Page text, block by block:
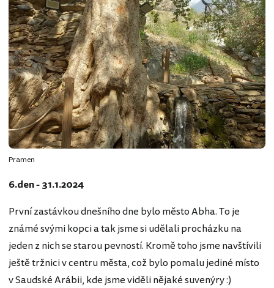
Pramen
6.den - 31.1.2024
První zastávkou dnešního dne bylo město Abha. To je
známé svými kopci a tak jsme si udělali procházku na
jeden z nich se starou pevností. Kromě toho jsme navštívili
ještě tržnici v centru města, což bylo pomalu jediné místo
v Saudské Arábii, kde jsme viděli nějaké suvenýry :)